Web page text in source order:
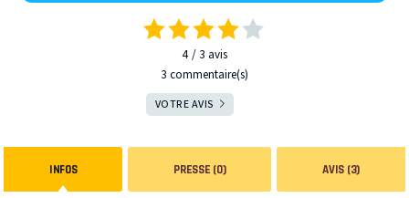
4 3 avis
3 commentaire(s)
VOTRE AVIS
INFOS PRESSE (0) AVIS (3)